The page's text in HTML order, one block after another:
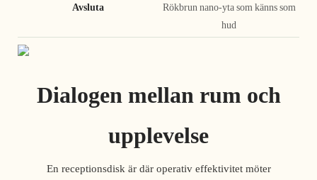
Avsluta
Rökbrun nano-yta som känns som
hud
Dialogen mellan rum och
upplevelse
En receptionsdisk är där operativ effektivitet möter